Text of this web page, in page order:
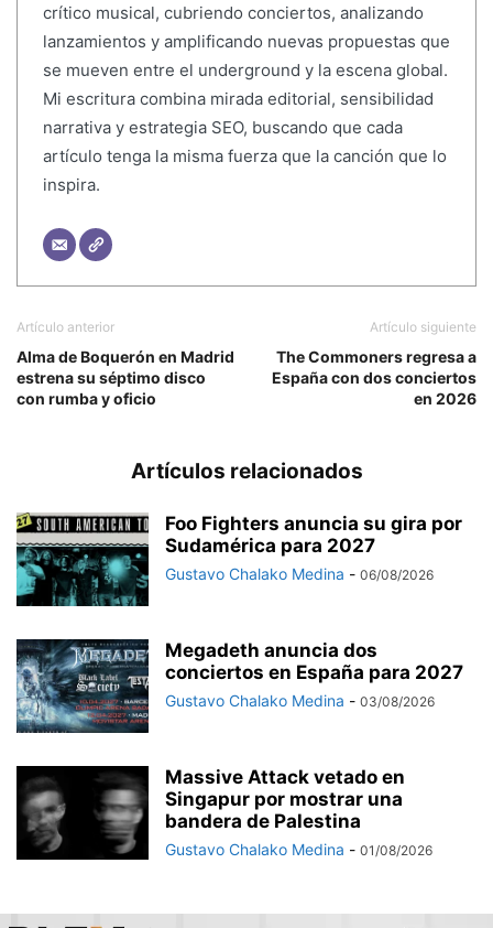
crítico musical, cubriendo conciertos, analizando
lanzamientos y amplificando nuevas propuestas que
se mueven entre el underground y la escena global.
Mi escritura combina mirada editorial, sensibilidad
narrativa y estrategia SEO, buscando que cada
artículo tenga la misma fuerza que la canción que lo
inspira.
Artículo anterior
Alma de Boquerón en Madrid
estrena su séptimo disco
con rumba y oficio
Artículo siguiente
The Commoners regresa a
España con dos conciertos
en 2026
Artículos relacionados
Foo Fighters anuncia su gira por
Sudamérica para 2027
Gustavo Chalako Medina - 06/08/2026
Megadeth anuncia dos
conciertos en España para 2027
Gustavo Chalako Medina - 03/08/2026
Massive Attack vetado en
Singapur por mostrar una
bandera de Palestina
Gustavo Chalako Medina - 01/08/2026